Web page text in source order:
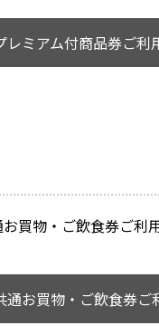
レミアム付商品券ご利
買物・ご飲食券ご利
通お買物・ご飲食券ご